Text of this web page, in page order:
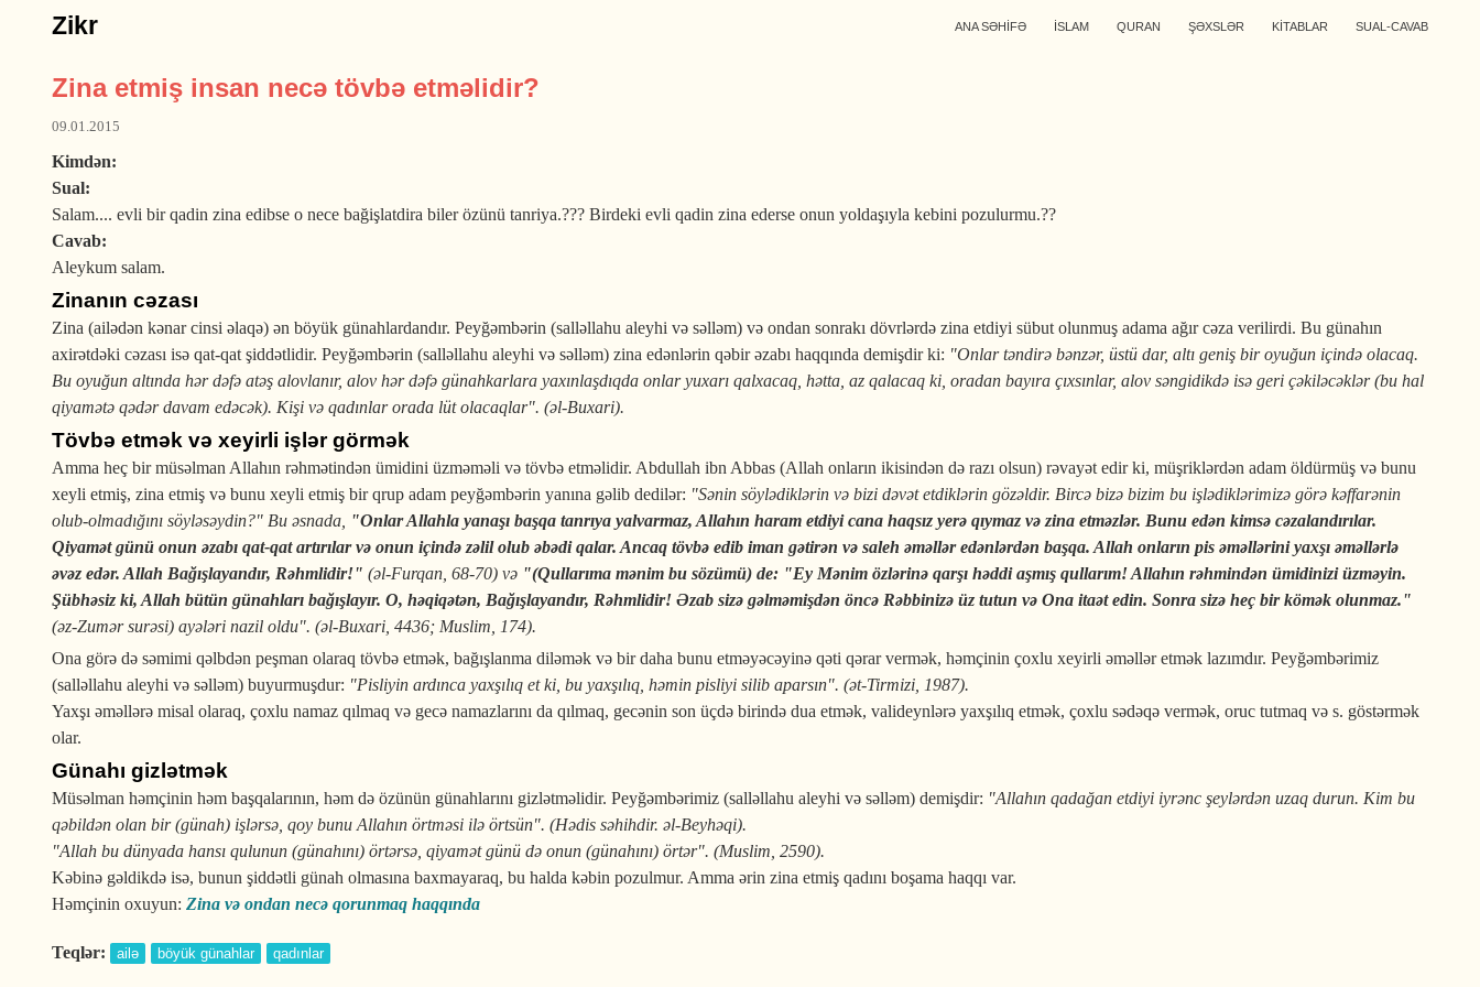
Zikr ANA SƏHİFƏ İSLAM QURAN ŞƏXSLƏR KİTABLAR SUAL-CAVAB
Zina etmiş insan necə tövbə etməlidir?
09.01.2015
Kimdən:
Sual:
Salam.... evli bir qadin zina edibse o nece bağişlatdira biler özünü tanriya.??? Birdeki evli qadin zina ederse onun yoldaşıyla kebini pozulurmu.??
Cavab:
Aleykum salam.
Zinanın cəzası
Zina (ailədən kənar cinsi əlaqə) ən böyük günahlardandır. Peyğəmbərin (salləllahu aleyhi və səlləm) və ondan sonrakı dövrlərdə zina etdiyi sübut olunmuş adama ağır cəza verilirdi. Bu günahın
axirətdəki cəzası isə qat-qat şiddətlidir. Peyğəmbərin (salləllahu aleyhi və səlləm) zina edənlərin qəbir əzabı haqqında demişdir ki: "Onlar təndirə bənzər, üstü dar, altı geniş bir oyuğun içində olacaq.
Bu oyu­ğun altında hər dəfə atəş alovlanır, alov hər dəfə günahkarlara yaxınlaşdıqda on­lar yuxarı qalxacaq, hətta, az qalacaq ki, oradan bayıra çıxsınlar, alov sən­gi­dik­də isə geri çəkiləcəklər (bu hal
qiyamətə qədər davam edəcək). Kişi və qadınlar orada lüt olacaqlar". (əl-Buxari).
Tövbə etmək və xeyirli işlər görmək
Amma heç bir müsəlman Allahın rəhmətindən ümidini üzməməli və tövbə etməlidir. Abdullah ibn Abbas (Allah onların ikisindən də razı olsun) rəvayət edir ki, müşriklərdən adam öldürmüş və bunu
xeyli etmiş, zina etmiş və bunu xeyli etmiş bir qrup adam peyğəmbərin yanına gəlib dedilər: "Sənin söylədiklərin və bizi dəvət etdiklərin gözəldir. Bircə bizə bizim bu işlədiklərimizə görə kəffarənin
olub-olmadığını söyləsəydin?" Bu əsnada, "Onlar Allahla yanaşı başqa tanrıya yalvarmaz, Allahın haram etdiyi cana haqsız yerə qıymaz və zina etməzlər. Bunu edən kimsə cəzalandırılar.
Qiyamət günü onun əzabı qat-qat artırılar və onun içində zəlil olub əbədi qalar. Ancaq tövbə edib iman gətirən və saleh əməllər edənlərdən başqa. Allah onların pis əməllərini yaxşı əməllərlə
əvəz edər. Allah Bağışlayandır, Rəhm­­lidir!" (əl-Furqan, 68-70) və "(Qullarıma mənim bu sözümü) de: "Ey Mənim özlərinə qarşı həddi aşmış qullarım! Allahın rəhmindən ümidinizi üzməyin.
Şübhəsiz ki, Allah bütün günahları bağışlayır. O, həqiqətən, Bağışlayandır, Rəhmlidir! Əzab sizə gəlməmişdən öncə Rəbbinizə üz tutun və Ona itaət edin. Sonra sizə heç bir kömək olunmaz."
(əz-Zumər surəsi) ayələri nazil oldu". (əl-Buxari, 4436; Muslim, 174).
Ona görə də səmimi qəlbdən peşman olaraq tövbə etmək, bağışlanma diləmək və bir daha bunu etməyəcəyinə qəti qərar vermək, həmçinin çoxlu xeyirli əməllər etmək lazımdır. Peyğəmbərimiz
(salləllahu aleyhi və səlləm) buyurmuşdur: "Pisliyin ardınca yaxşılıq et ki, bu yaxşılıq, həmin pisliyi silib aparsın". (ət-Tirmizi, 1987).
Yaxşı əməllərə misal olaraq, çoxlu namaz qılmaq və gecə namazlarını da qılmaq, gecənin son üçdə birində dua etmək, valideynlərə yaxşılıq etmək, çoxlu sədəqə vermək, oruc tutmaq və s. göstərmək
olar.
Günahı gizlətmək
Müsəlman həmçinin həm başqalarının, həm də özünün günahlarını gizlətməlidir. Peyğəmbərimiz (salləllahu aleyhi və səlləm) demişdir: "Allahın qadağan etdiyi iyrənc şeylərdən uzaq durun. Kim bu
qəbildən olan bir (günah) işlərsə, qoy bunu Allahın örtməsi ilə örtsün". (Hədis səhihdir. əl-Beyhəqi).
"Allah bu dünyada hansı qulunun (günahını) örtərsə, qiyamət günü də onun (günahını) örtər". (Muslim, 2590).
Kəbinə gəldikdə isə, bunun şiddətli günah olmasına baxmayaraq, bu halda kəbin pozulmur. Amma ərin zina etmiş qadını boşama haqqı var.
Həmçinin oxuyun: Zina və ondan necə qorunmaq haqqında
Teqlər: ailə böyük günahlar qadınlar